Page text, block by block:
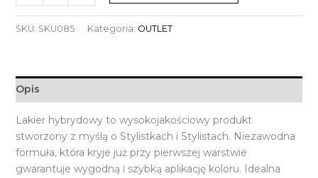
SKU: SKU085 Kategoria: OUTLET
Opis
Lakier hybrydowy to wysokojakościowy produkt
stworzony z myślą o Stylistkach i Stylistach. Niezawodna
formuła, która kryje już przy pierwszej warstwie
gwarantuje wygodną i szybką aplikację koloru. Idealna